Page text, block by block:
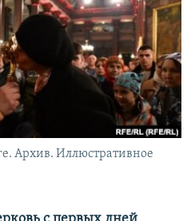
Архив. Иллюстративное